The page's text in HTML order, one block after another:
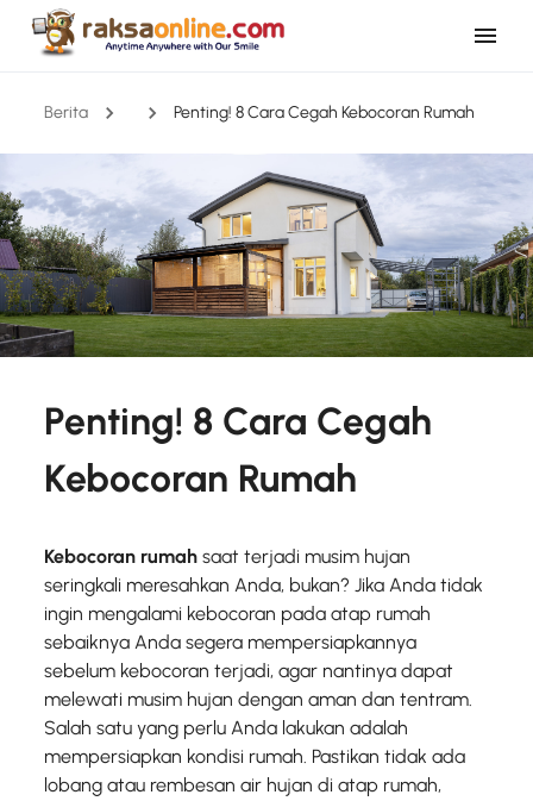
Berita Penting! 8 Cara Cegah Kebocoran Rumah
Penting! 8 Cara Cegah
Kebocoran Rumah
Kebocoran rumah saat terjadi musim hujan
seringkali meresahkan Anda, bukan? Jika Anda tidak
ingin mengalami kebocoran pada atap rumah
sebaiknya Anda segera mempersiapkannya
sebelum kebocoran terjadi, agar nantinya dapat
melewati musim hujan dengan aman dan tentram.
Salah satu yang perlu Anda lakukan adalah
mempersiapkan kondisi rumah. Pastikan tidak ada
lobang atau rembesan air hujan di atap rumah,